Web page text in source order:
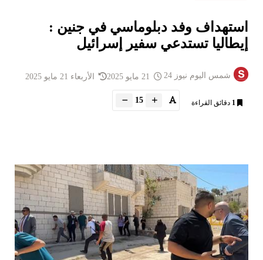
استهداف وفد دبلوماسي في جنين :
إيطاليا تستدعي سفير إسرائيل
شمس اليوم نيوز 24 الأربعاء 21 مايو 2025
1 دقائق القراءة 15